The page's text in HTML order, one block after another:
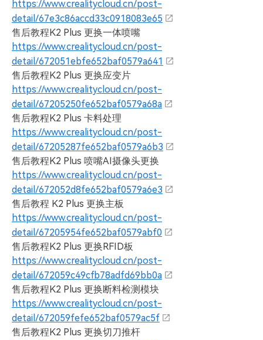
https://www.crealitycloud.cn/post-
detail/67e3c86accd33c0918083e65
售后教程K2 Plus 更换一体喷嘴
https://www.crealitycloud.cn/post-
detail/672051ebfe652baf0579a641
售后教程K2 Plus 更换应变片
https://www.crealitycloud.cn/post-
detail/67205250fe652baf0579a68a
售后教程K2 Plus 卡料处理
https://www.crealitycloud.cn/post-
detail/67205287fe652baf0579a6b3
售后教程K2 Plus 喷嘴AI摄像头更换
https://www.crealitycloud.cn/post-
detail/672052d8fe652baf0579a6e3
售后教程 K2 Plus 更换主板
https://www.crealitycloud.cn/post-
detail/67205954fe652baf0579abf0
售后教程K2 Plus 更换RFID板
https://www.crealitycloud.cn/post-
detail/672059c49cfb78adfd69bb0a
售后教程K2 Plus 更换断料检测模块
https://www.crealitycloud.cn/post-
detail/672059fefe652baf0579ac5f
售后教程K2 Plus 更换切刀推杆